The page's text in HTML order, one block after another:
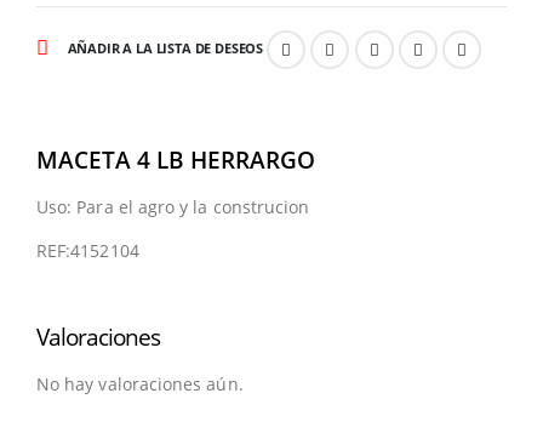
AÑADIR A LA LISTA DE DESEOS
MACETA 4 LB HERRARGO
Uso: Para el agro y la construcion
REF:4152104
Valoraciones
No hay valoraciones aún.